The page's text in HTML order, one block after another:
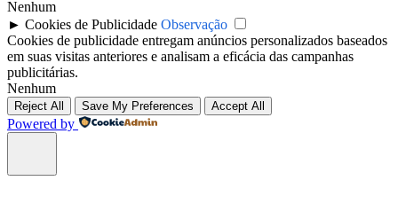
Nenhum
► Cookies de Publicidade Observação
Cookies de publicidade entregam anúncios personalizados baseados
em suas visitas anteriores e analisam a eficácia das campanhas
publicitárias.
Nenhum
Reject All Save My Preferences Accept All
Powered by